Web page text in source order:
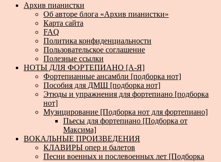
Архив пианистки
Об авторе блога «Архив пианистки»
Карта сайта
FAQ
Политика конфиденциальности
Пользовательское соглашение
Полезные ссылки
НОТЫ ДЛЯ ФОРТЕПИАНО [А-Я]
Фортепианные ансамбли [подборка нот]
Пособия для ДМШ [подборка нот]
Этюды и упражнения для фортепиано [подборка
нот]
Музицирование [Подборка нот для фортепиано]
Пьесы для фортепиано [Подборка от
Максима]
ВОКАЛЬНЫЕ ПРОИЗВЕДЕНИЯ
КЛАВИРЫ опер и балетов
Песни военных и послевоенных лет [Подборка